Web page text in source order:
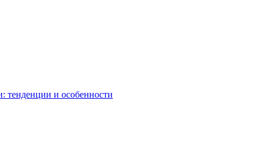
тенденции и особенности